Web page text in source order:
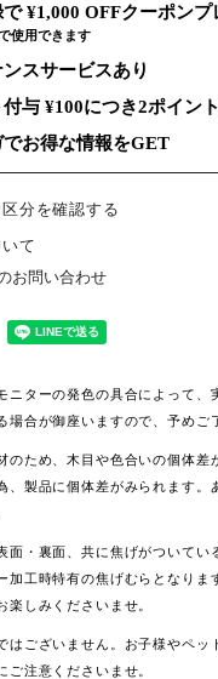
¥1,000 OFFクーポンプ
使用できます
ンスサービスあり
与 ¥100につき2ポイン
でお得な情報をGET
分を確認する
て
お問い合わせ
ニターの発色の具合によって、
場合が御座いますので、予めご
のため、木目や色合いの個体差
、製品に個体差がみられます。
面・裏面、共に焦げがついてい
加工時特有の焦げむらとなりま
楽しみくださいませ。
はございません。お子様やペッ
ご注意くださいませ。